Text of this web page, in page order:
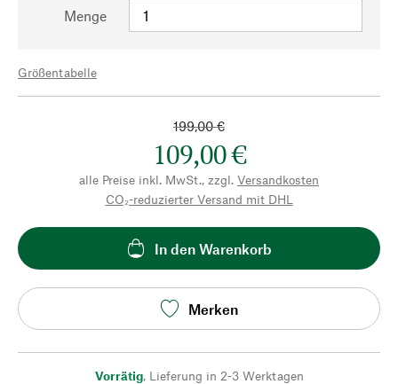
Menge
Größentabelle
199,00 €
109,00 €
alle Preise inkl. MwSt., zzgl. Versandkosten
CO₂-reduzierter Versand mit DHL
In den Warenkorb
Merken
Vorrätig, Lieferung in 2-3 Werktagen